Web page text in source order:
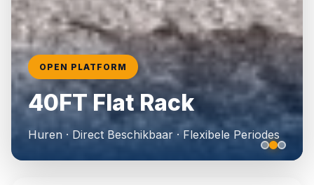
📦20ft Containers
📦40ft High Cube
🎨RAL Lakwerk
OPEN PLATFORM
40FT Flat Rack
Huren · Direct Beschikbaar · Flexibele Periodes